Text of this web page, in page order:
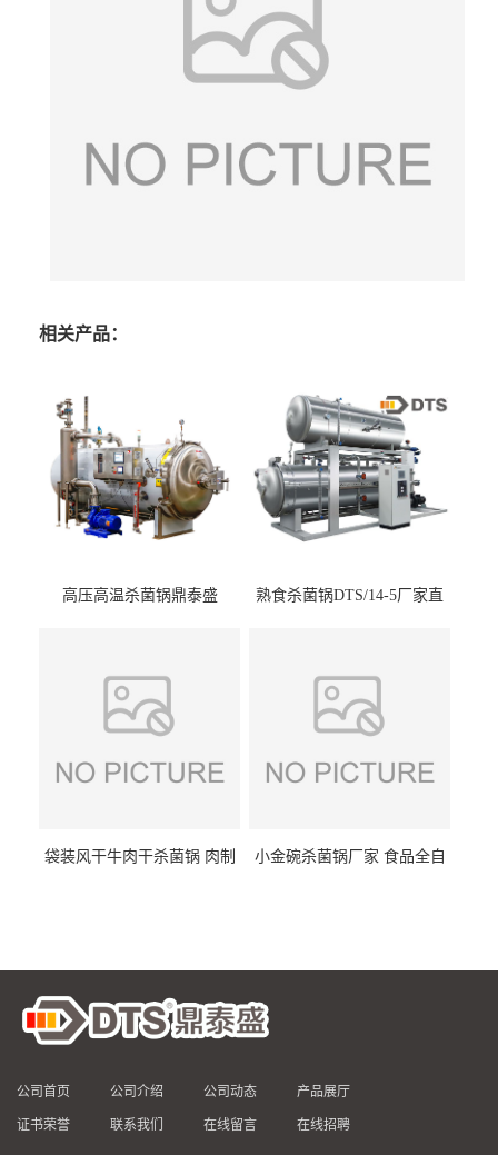
相关产品：
高压高温杀菌锅鼎泰盛
熟食杀菌锅DTS/14-5厂家直
袋装风干牛肉干杀菌锅 肉制
小金碗杀菌锅厂家 食品全自
公司首页 公司介绍 公司动态 产品展厅
证书荣誉 联系我们 在线留言 在线招聘